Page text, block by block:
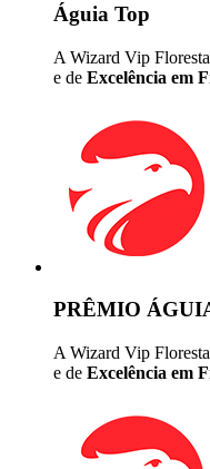
Águia Top
A Wizard Vip
e de Excelência em
PRÊMIO
A Wizard Vip
e de Excelência em